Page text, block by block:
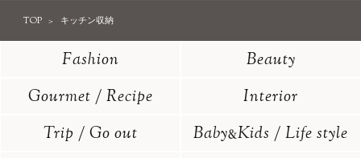
TOP キッチン収納
Fashion
Beauty
Gourmet / Recipe
Interior
Trip / Go out
Baby&Kids / Life style